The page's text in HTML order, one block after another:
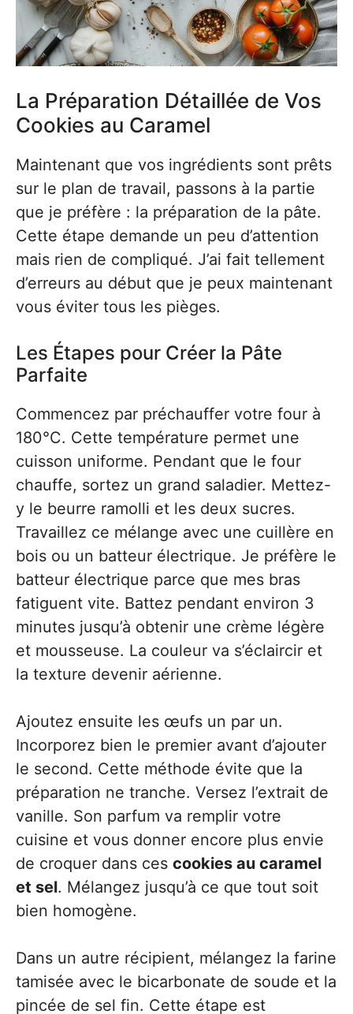
La Préparation Détaillée de Vos
Cookies au Caramel
Maintenant que vos ingrédients sont prêts
sur le plan de travail, passons à la partie
que je préfère : la préparation de la pâte.
Cette étape demande un peu d’attention
mais rien de compliqué. J’ai fait tellement
d’erreurs au début que je peux maintenant
vous éviter tous les pièges.
Les Étapes pour Créer la Pâte
Parfaite
Commencez par préchauffer votre four à
180°C. Cette température permet une
cuisson uniforme. Pendant que le four
chauffe, sortez un grand saladier. Mettez-
y le beurre ramolli et les deux sucres.
Travaillez ce mélange avec une cuillère en
bois ou un batteur électrique. Je préfère le
batteur électrique parce que mes bras
fatiguent vite. Battez pendant environ 3
minutes jusqu’à obtenir une crème légère
et mousseuse. La couleur va s’éclaircir et
la texture devenir aérienne.
Ajoutez ensuite les œufs un par un.
Incorporez bien le premier avant d’ajouter
le second. Cette méthode évite que la
préparation ne tranche. Versez l’extrait de
vanille. Son parfum va remplir votre
cuisine et vous donner encore plus envie
de croquer dans ces cookies au caramel
et sel. Mélangez jusqu’à ce que tout soit
bien homogène.
Dans un autre récipient, mélangez la farine
tamisée avec le bicarbonate de soude et la
pincée de sel fin. Cette étape est